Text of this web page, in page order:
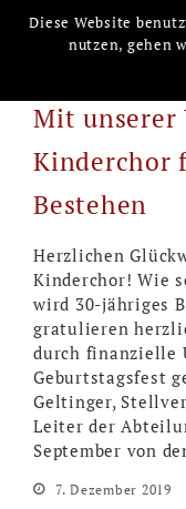
Mit unserer
Kinderchor
Bestehen
Herzlichen
Kinderchor! Wie
wird 30-jähriges
gratulieren
durch finanzielle
Geburtstagsfest
Geltinger,
Leiter der
September von
7. Dezember 2019
Diese Website
nutzen, gehen